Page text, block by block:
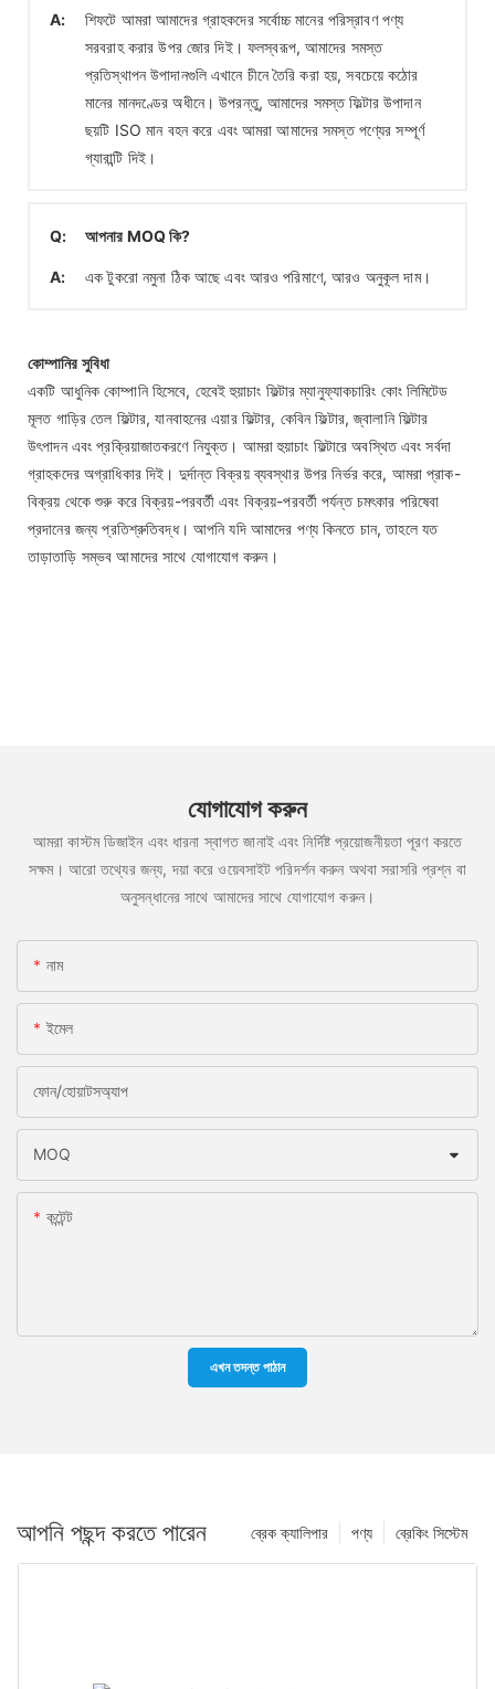
A:
শিফটে আমরা আমাদের গ্রাহকদের সর্বোচ্চ মানের পরিস্রাবণ পণ্য
সরবরাহ করার উপর জোর দিই। ফলস্বরূপ, আমাদের সমস্ত
প্রতিস্থাপন উপাদানগুলি এখানে চীনে তৈরি করা হয়, সবচেয়ে কঠোর
মানের মানদণ্ডের অধীনে। উপরন্তু, আমাদের সমস্ত ফিল্টার উপাদান
ছয়টি ISO মান বহন করে এবং আমরা আমাদের সমস্ত পণ্যের সম্পূর্ণ
গ্যারান্টি দিই।
Q: আপনার MOQ কি?
A: এক টুকরো নমুনা ঠিক আছে এবং আরও পরিমাণে, আরও অনুকূল দাম।
কোম্পানির সুবিধা
একটি আধুনিক কোম্পানি হিসেবে, হেবেই হুয়াচাং ফিল্টার ম্যানুফ্যাকচারিং কোং লিমিটেড
মূলত গাড়ির তেল ফিল্টার, যানবাহনের এয়ার ফিল্টার, কেবিন ফিল্টার, জ্বালানি ফিল্টার
উৎপাদন এবং প্রক্রিয়াজাতকরণে নিযুক্ত। আমরা হুয়াচাং ফিল্টারে অবস্থিত এবং সর্বদা
গ্রাহকদের অগ্রাধিকার দিই। দুর্দান্ত বিক্রয় ব্যবস্থার উপর নির্ভর করে, আমরা প্রাক-
বিক্রয় থেকে শুরু করে বিক্রয়-পরবর্তী এবং বিক্রয়-পরবর্তী পর্যন্ত চমৎকার পরিষেবা
প্রদানের জন্য প্রতিশ্রুতিবদ্ধ। আপনি যদি আমাদের পণ্য কিনতে চান, তাহলে যত
তাড়াতাড়ি সম্ভব আমাদের সাথে যোগাযোগ করুন।
যোগাযোগ করুন
আমরা কাস্টম ডিজাইন এবং ধারনা স্বাগত জানাই এবং নির্দিষ্ট প্রয়োজনীয়তা পূরণ করতে
সক্ষম। আরো তথ্যের জন্য, দয়া করে ওয়েবসাইট পরিদর্শন করুন অথবা সরাসরি প্রশ্ন বা
অনুসন্ধানের সাথে আমাদের সাথে যোগাযোগ করুন।
নাম
ইমেল
ফোন/হোয়াটসঅ্যাপ
MOQ
কন্টেন্ট
এখন তদন্ত পাঠান
আপনি পছন্দ করতে পারেন ব্রেকিং সিস্টেম
পণ্য
ব্রেক ক্যালিপার